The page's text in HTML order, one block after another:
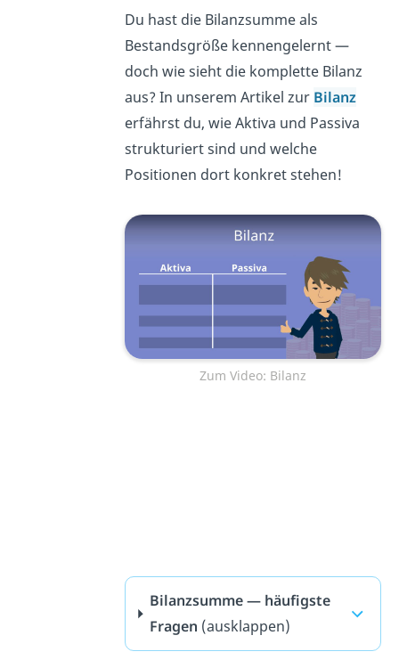
Du hast die Bilanzsumme als
Bestandsgröße kennengelernt —
doch wie sieht die komplette Bilanz
aus? In unserem Artikel zur Bilanz
erfährst du, wie Aktiva und Passiva
strukturiert sind und welche
Positionen dort konkret stehen!
Zum Video: Bilanz
Bilanzsumme — häufigste
Fragen (ausklappen)